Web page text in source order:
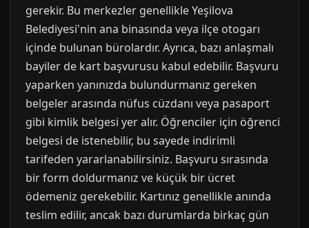
gerekir. Bu merkezler genellikle Yeşilova
Belediyesi'nin ana binasında veya ilçe otogarı
içinde bulunan bürolardır. Ayrıca, bazı anlaşmalı
bayiler de kart başvurusu kabul edebilir. Başvuru
yaparken yanınızda bulundurmanız gereken
belgeler arasında nüfus cüzdanı veya pasaport
gibi kimlik belgesi yer alır. Öğrenciler için öğrenci
belgesi de istenebilir, bu sayede indirimli
tarifeden yararlanabilirsiniz. Başvuru sırasında
bir form doldurmanız ve küçük bir ücret
ödemeniz gerekebilir. Kartınız genellikle anında
teslim edilir, ancak bazı durumlarda birkaç gün